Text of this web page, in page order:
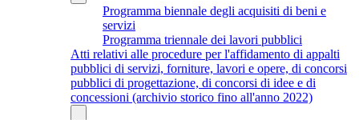
Programma biennale degli acquisiti di beni e
servizi
Programma triennale dei lavori pubblici
Atti relativi alle procedure per l'affidamento di appalti
pubblici di servizi, forniture, lavori e opere, di concorsi
pubblici di progettazione, di concorsi di idee e di
concessioni (archivio storico fino all'anno 2022)